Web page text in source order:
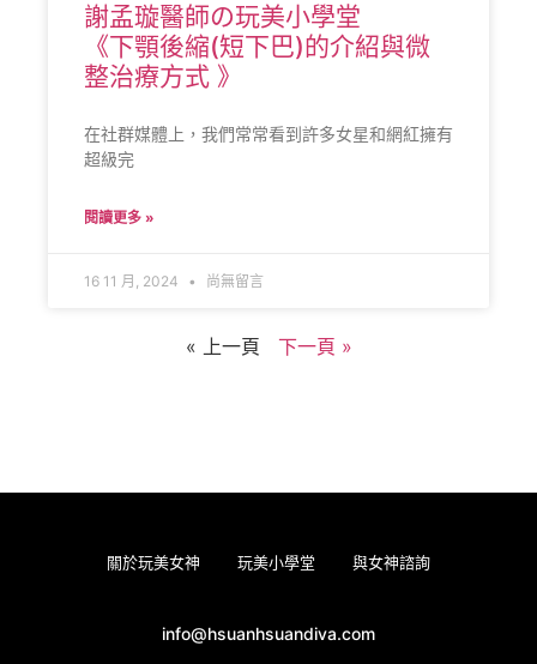
謝孟璇醫師の玩美小學堂
《下顎後縮(短下巴)的介紹與微
整治療方式 》
在社群媒體上，我們常常看到許多女星和網紅擁有
超級完
閱讀更多 »
16 11 月, 2024 尚無留言
« 上一頁 下一頁 »
關於玩美女神 玩美小學堂 與女神諮詢
info@hsuanhsuandiva.com